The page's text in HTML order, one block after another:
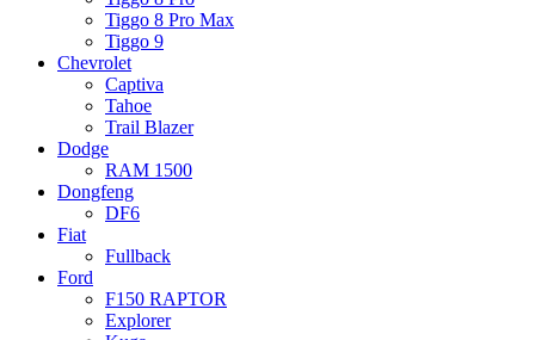
Tiggo 8 Pro Max
Tiggo 9
Chevrolet
Captiva
Tahoe
Trail Blazer
Dodge
RAM 1500
Dongfeng
DF6
Fiat
Fullback
Ford
F150 RAPTOR
Explorer